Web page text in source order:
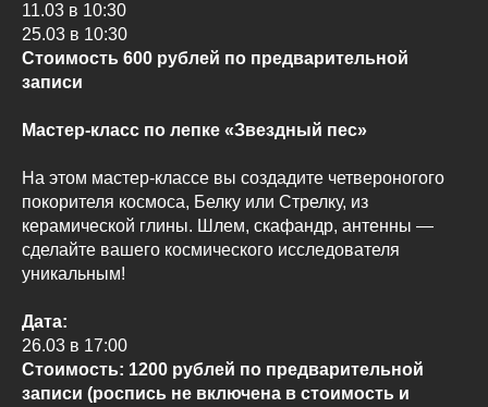
11.03 в 10:30
25.03 в 10:30
Стоимость 600 рублей по предварительной
записи
Мастер-класс по лепке «Звездный пес»
На этом мастер-классе вы создадите четвероногого
покорителя космоса, Белку или Стрелку, из
керамической глины. Шлем, скафандр, антенны —
сделайте вашего космического исследователя
уникальным!
Дата:
26.03 в 17:00
Стоимость: 1200 рублей по предварительной
записи (роспись не включена в стоимость и